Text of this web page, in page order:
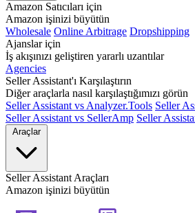
Amazon Satıcıları için
Amazon işinizi büyütün
Wholesale Online Arbitrage Dropshipping
Ajanslar için
İş akışınızı geliştiren yararlı uzantılar
Agencies
Seller Assistant'ı Karşılaştırın
Diğer araçlarla nasıl karşılaştığımızı görün
Seller Assistant vs Analyzer.Tools Seller
Seller Assistant vs SellerAmp Seller
Araçlar
Seller Assistant Araçları
Amazon işinizi büyütün